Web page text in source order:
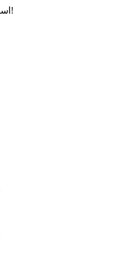
اسان جي ويب سائيٽن تي ڀلي ڪري آيا!